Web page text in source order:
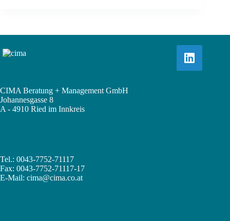
CIMA Beratung + Management GmbH
Johannesgasse 8
A - 4910 Ried im Innkreis
Tel.: 0043-7752-71117
Fax: 0043-7752-71117-17
E-Mail: cima@cima.co.at